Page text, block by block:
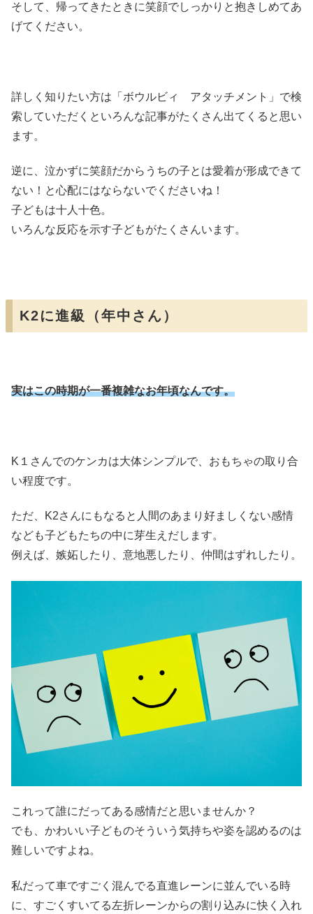
そして、帰ってきたときに笑顔でしっかりと抱きしめてあ
げてください。
詳しく知りたい方は「ボウルビィ アタッチメント」で検
索していただくといろんな記事がたくさん出てくると思い
ます。
逆に、泣かずに笑顔だからうちの子とは愛着が形成できて
ない！と心配にはならないでくださいね！
子どもは十人十色。
いろんな反応を示す子どもがたくさんいます。
K2に進級（年中さん）
実はこの時期が一番複雑なお年頃なんです。
K１さんでのケンカは大体シンプルで、おもちゃの取り合
い程度です。
ただ、K2さんにもなると人間のあまり好ましくない感情
なども子どもたちの中に芽生えだします。
例えば、嫉妬したり、意地悪したり、仲間はずれしたり。
これって誰にだってある感情だと思いませんか？
でも、かわいい子どものそういう気持ちや姿を認めるのは
難しいですよね。
私だって車ですごく混んでる直進レーンに並んでいる時
に、すごくすいてる左折レーンからの割り込みに快く入れ